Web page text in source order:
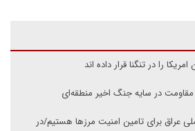
را در تنگنا قرار داده اند
مقاومت در سایه جنگ اخیر منطقه‌ای
عراق برای تامین امنیت مرزها هستیم/در